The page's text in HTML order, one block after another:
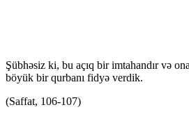
Şübhəsiz ki, bu açıq bir imtahandır və ona
böyük bir qurbanı fidyə verdik.
(Saffat, 106-107)